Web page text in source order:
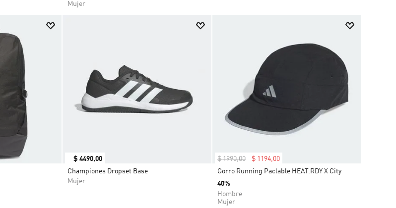
Mujer
$ 4490,00
Championes Dropset Base
Mujer
$ 1990,00 $ 1194, 00
Gorro Running Paclable HEAT.RDY X City
40%
Hombre
Mujer